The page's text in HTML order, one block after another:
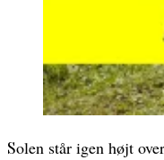
Solen står igen højt over Felsted og Omegn, et smukt syn,